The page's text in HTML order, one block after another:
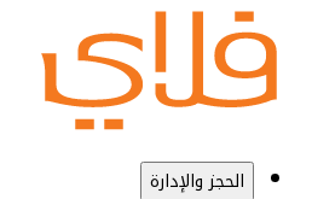
الحجز والإدارة